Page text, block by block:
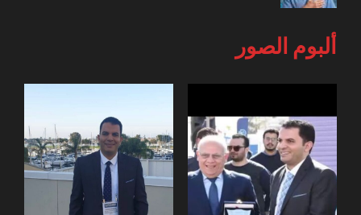
ألبوم الصور